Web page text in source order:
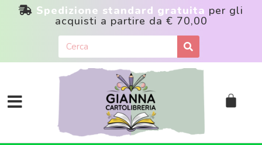
Spedizione standard gratuita per gli
acquisti a partire da € 70,00